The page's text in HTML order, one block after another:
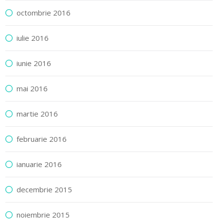
octombrie 2016
iulie 2016
iunie 2016
mai 2016
martie 2016
februarie 2016
ianuarie 2016
decembrie 2015
noiembrie 2015